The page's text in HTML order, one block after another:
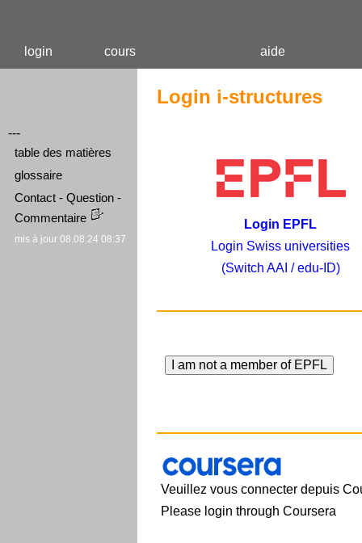
login cours aide
---
table des matières
glossaire
Contact - Question -
Commentaire
mis à jour 08.08.24 08:37
Login i-structures
Login EPFL
Login Swiss universities
(Switch AAI / edu-ID)
Veuillez vous connecter depuis
Please login through Coursera